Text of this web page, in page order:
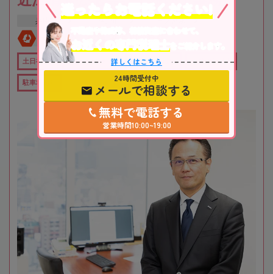
兵庫県 神戸市 三ノ宮駅
全国対応
土日祝OK オンライン相談可 役所から近い 職歴20年以上
駐車場あり
不動産や株式等、相続資産に合わせて、
お近くの専門税理士
をご紹介します。
詳しくはこちら
24時間受付中
メールで相談する
無料で電話する
営業時間10:00~19:00